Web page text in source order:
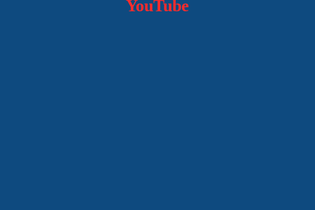
YouTube